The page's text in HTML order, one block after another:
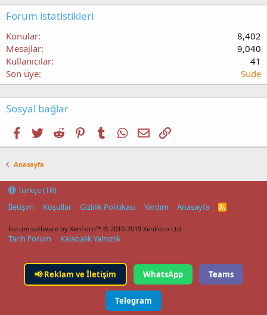
Forum istatistikleri
Konular
8,402
Mesajlar
9,040
Kullanıcılar
41
Son üye
Sude
Sosyal bağlar
Facebook
TwitterReddit PinterestTumblrWhatsApp
E-postaLink
Anasayfa
Türkçe (TR)
İletişim
Koşullar Gizlilik Politikası Yardım Anasayfa
R
Forum software by XenForo™ © 2010-2019 XenForo Ltd.
Tarih Forum Kalabalık Yalnızlık
📢Reklam ve İletişim WhatsApp Teams
Telegram